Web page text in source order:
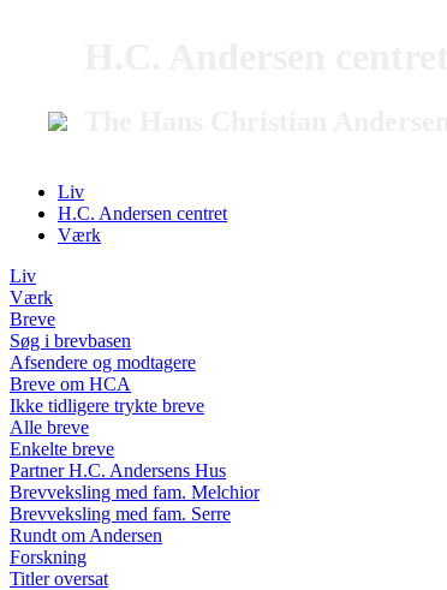
Liv
H.C. Andersen centret
Værk
Liv
Værk
Breve
Søg i brevbasen
Afsendere og modtagere
Breve om HCA
Ikke tidligere trykte breve
Alle breve
Enkelte breve
Partner H.C. Andersens Hus
Brevveksling med fam. Melchior
Brevveksling med fam. Serre
Rundt om Andersen
Forskning
Titler oversat